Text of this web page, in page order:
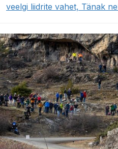
veelgi liidrite vahet, Tänak